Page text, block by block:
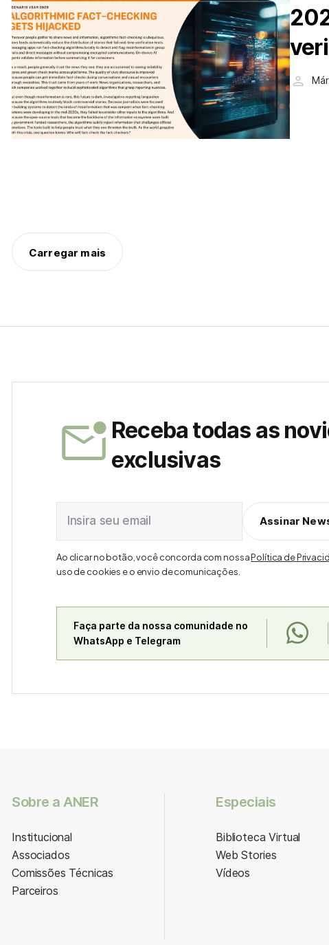
Carregar mais
Receba todas as
exclusivas
Insira seu email Assinar
Ao clicar no botão, você concorda com nossaPolítica de
uso de cookies e o envio de comunicações.
Faça parte da nossa comunidade no
WhatsApp e Telegram
Sobre a ANER
Institucional
Associados
Comissões Técnicas
Parceiros
Especiais
Biblioteca Virtual
Web Stories
Vídeos